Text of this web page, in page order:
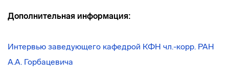
Дополнительная информация:
Интервью заведующего кафедрой КФН чл.-корр. РАН
А.А. Горбацевича